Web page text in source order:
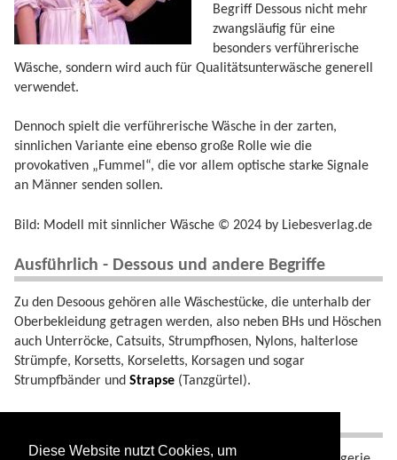
Diese Website nutzt Cookies, um
Begriff Dessous nicht mehr
zwangsläufig für eine
besonders verführerische
Wäsche, sondern wird auch für Qualitätsunterwäsche generell
verwendet.
Dennoch spielt die verführerische Wäsche in der zarten,
sinnlichen Variante eine ebenso große Rolle wie die
provokativen „Fummel“, die vor allem optische starke Signale
an Männer senden sollen.
Bild: Modell mit sinnlicher Wäsche © 2024 by Liebesverlag.de
Ausführlich - Dessous und andere Begriffe
Zu den Desoous gehören alle Wäschestücke, die unterhalb der
Oberbekleidung getragen werden, also neben BHs und Höschen
auch Unterröcke, Catsuits, Strumpfhosen, Nylons, halterlose
Strümpfe, Korsetts, Korseletts, Korsagen und sogar
Strumpfbänder und Strapse (Tanzgürtel).